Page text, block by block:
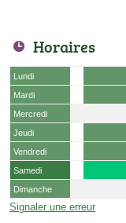
Horaires
Lundi
Mardi
Mercredi
Jeudi
Vendredi
Samedi
Dimanche
Signaler une erreur